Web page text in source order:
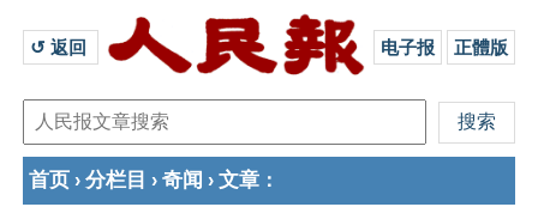
↺ 返回 电子报 正體版
首页 › 分栏目 › 奇闻 › 文章 ：